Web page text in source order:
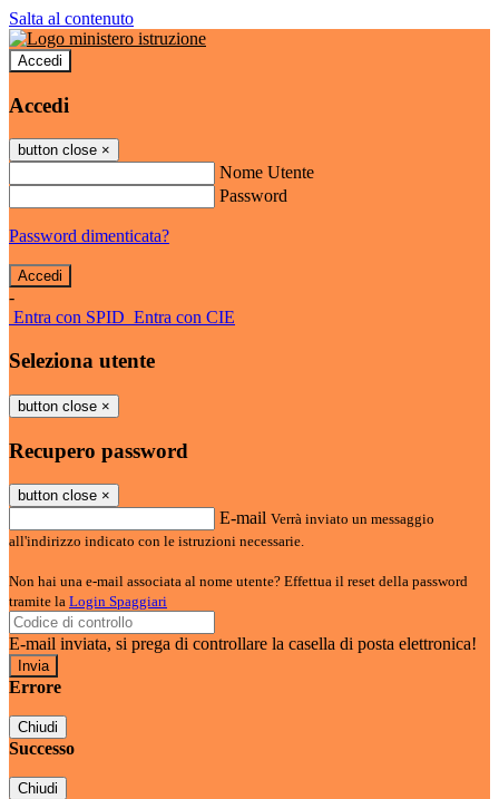
Salta al contenuto
Accedi
Accedi
button close ×
Nome Utente
Password
Password dimenticata?
-
Entra con SPID Entra con CIE
Seleziona utente
button close ×
Recupero password
button close ×
E-mail Verrà inviato un messaggio
all'indirizzo indicato con le istruzioni necessarie.
Non hai una e-mail associata al nome utente? Effettua il reset della password
tramite la Login Spaggiari
E-mail inviata, si prega di controllare la casella di posta elettronica!
Errore
Chiudi
Successo
Chiudi